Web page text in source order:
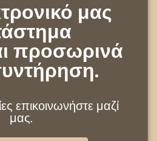
μας
προσωρινά
επικοινωνήστε μαζί
μας.